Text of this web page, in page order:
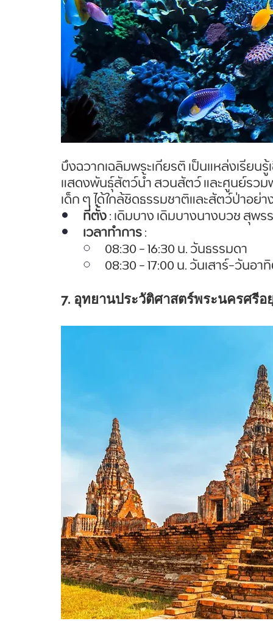
บึงฉวากเฉลิมพระเกียรติ เป็นแหล่งเรีย
แสดงพันธุ์สัตว์น้ำ สวนสัตว์ และศูนย์รว
เด็ก ๆ ได้ใกล้ชิดธรรมชาติและสัตว์ป่าอย่
ที่ตั้ง : เดิมบาง เดิมบางนางบวช สุพ
เวลาทำการ :
08:30 - 16:30 น. วันธรรมดา
08:30 - 17:00 น. วันเสาร์-วัน
7. อุทยานประวัติศาสตร์พระนครศรีอ